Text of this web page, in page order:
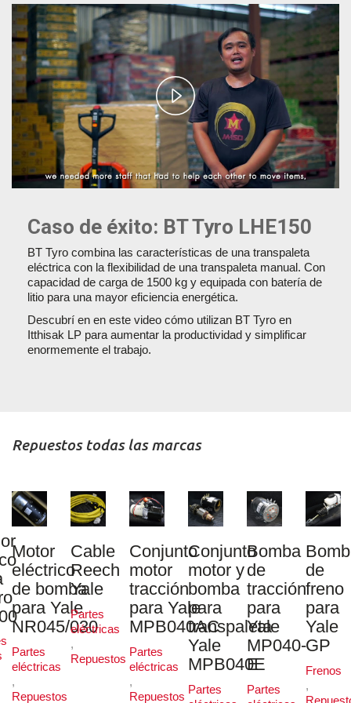
Play
Video
Caso de éxito: BT Tyro LHE150
BT Tyro combina las características de una transpaleta
eléctrica con la flexibilidad de una transpaleta manual. Con
capacidad de carga de 1500 kg y equipada con batería de
litio para una mayor eficiencia energética.
Descubrí en en este video cómo utilizan BT Tyro en
Itthisak LP para aumentar la productividad y simplificar
enormemente el trabajo.
Repuestos todas las marcas
030
Cable
Reech
Yale
Partes
eléctricas
Repuestos
Conjunto
motor
tracción
para Yale
MPB040AC
Partes
eléctricas
Conjunto
motor y
bomba
para
transpaleta
Yale
MPB040E
Partes
Bomba
de
tracción
para
Yale
MP040-
E
Partes
Bomba
de
freno
para
Yale
GP
Frenos
,
Repuestos
Filtro
de
Filtros
de aire
,